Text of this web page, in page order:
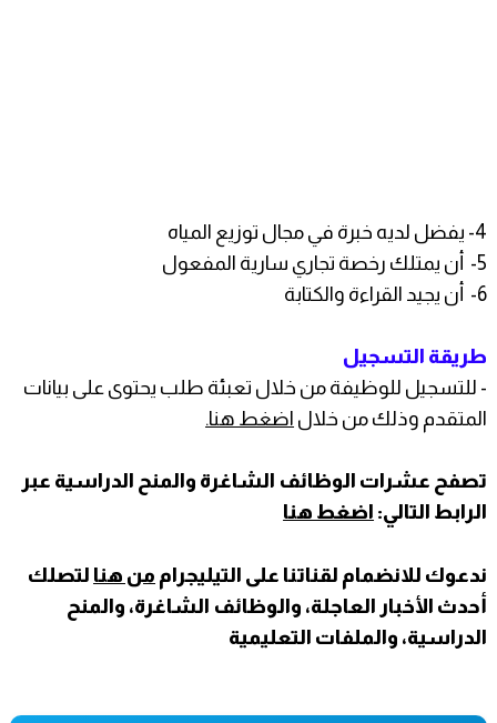
4- يفضل لديه خبرة في مجال توزيع المياه
5- أن يمتلك رخصة تجاري سارية المفعول
6- أن يجيد القراءة والكتابة
طريقة التسجيل
- للتسجيل للوظيفة من خلال تعبئة طلب يحتوى على بيانات
المتقدم وذلك من خلال اضغط هنا.
تصفح عشرات الوظائف الشاغرة والمنح الدراسية عبر
الرابط التالي: اضغط هنا
ندعوك للانضمام لقناتنا على التيليجرام من هنا لتصلك
أحدث الأخبار العاجلة، والوظائف الشاغرة، والمنح
الدراسية، والملفات التعليمية